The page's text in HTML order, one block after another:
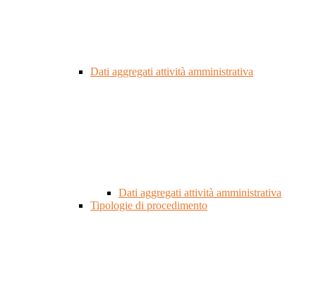
Dati aggregati attività amministrativa
Dati aggregati attività amministrativa
Tipologie di procedimento